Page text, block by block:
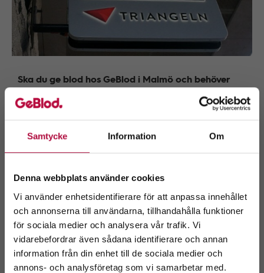
Samtycke Information Om
Denna webbplats använder cookies
Vi använder enhetsidentifierare för att anpassa innehållet
och annonserna till användarna, tillhandahålla funktioner
för sociala medier och analysera vår trafik. Vi
vidarebefordrar även sådana identifierare och annan
information från din enhet till de sociala medier och
annons- och analysföretag som vi samarbetar med.
Ska du ge blod hos GeBlod i Malmö och behöver
Från den 4 juli 2022 behöver du meddela ditt
registreringsnummer i blodcentralens reception. Du
får fri parkering i två timmar.
Fler nyheter
Välkommen till
GeBlod.nu